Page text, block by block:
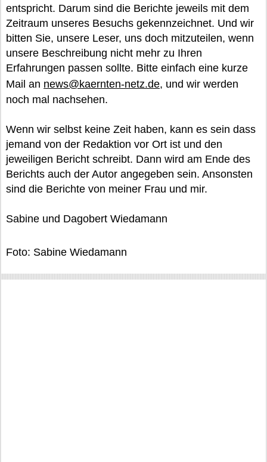
entspricht. Darum sind die Berichte jeweils mit dem
Zeitraum unseres Besuchs gekennzeichnet. Und wir
bitten Sie, unsere Leser, uns doch mitzuteilen, wenn
unsere Beschreibung nicht mehr zu Ihren
Erfahrungen passen sollte. Bitte einfach eine kurze
Mail an news@kaernten-netz.de, und wir werden
noch mal nachsehen.
Wenn wir selbst keine Zeit haben, kann es sein dass
jemand von der Redaktion vor Ort ist und den
jeweiligen Bericht schreibt. Dann wird am Ende des
Berichts auch der Autor angegeben sein. Ansonsten
sind die Berichte von meiner Frau und mir.
Sabine und Dagobert Wiedamann
Foto: Sabine Wiedamann